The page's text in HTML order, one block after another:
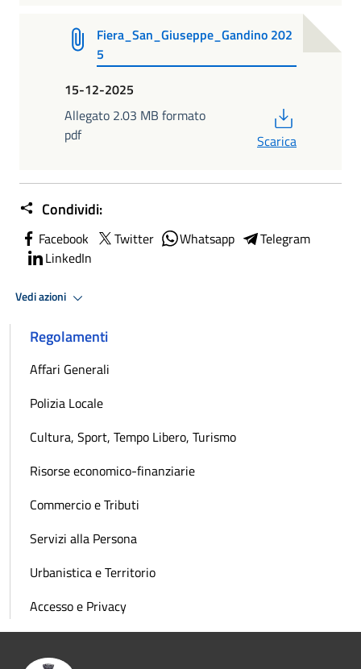
Fiera_San_Giuseppe_Gandino 202
5
15-12-2025
Allegato 2.03 MB formato
pdf
Scarica
Condividi:
Facebook Twitter Whatsapp
Telegram
LinkedIn
Vedi azioni
Regolamenti
Affari Generali
Polizia Locale
Cultura, Sport, Tempo Libero, Turismo
Risorse economico-finanziarie
Commercio e Tributi
Servizi alla Persona
Urbanistica e Territorio
Accesso e Privacy